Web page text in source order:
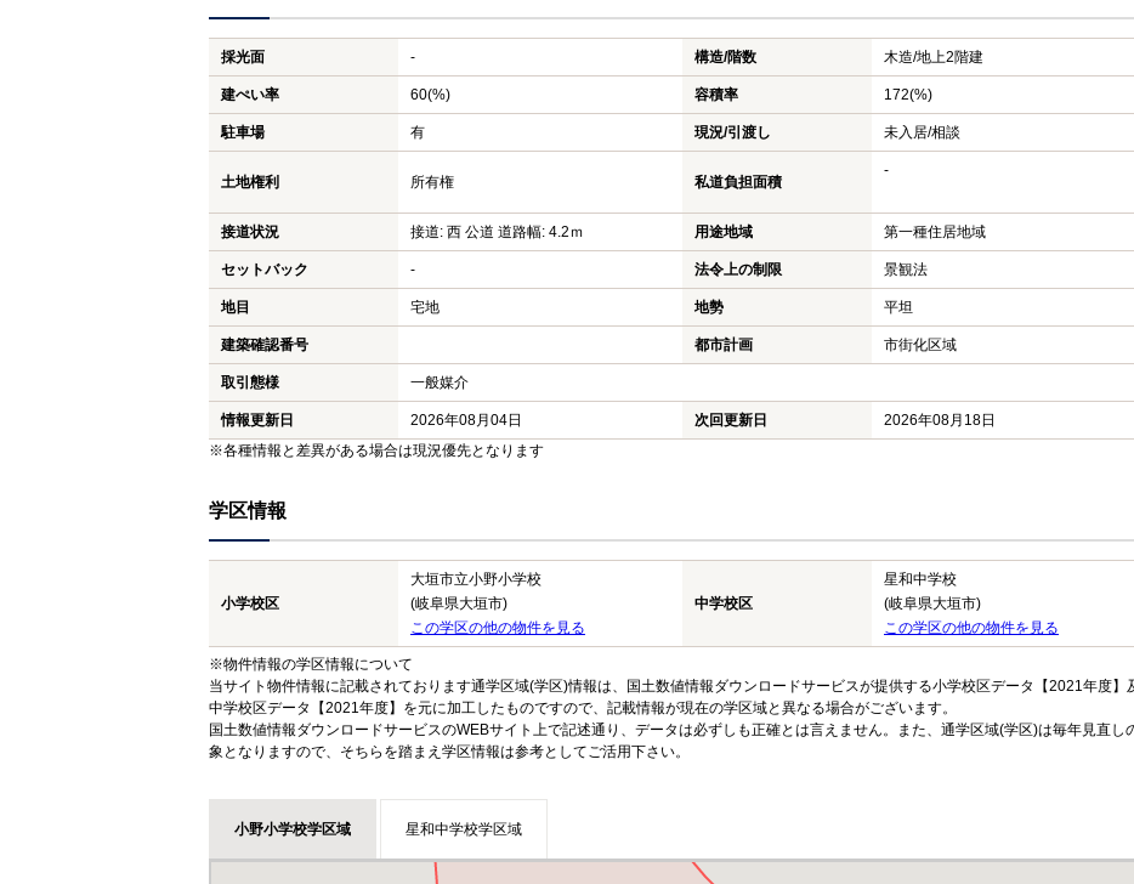
採光面 - 構造/階数 木造/地上2階建
建ぺい率 60(%) 容積率 172(%)
駐車場 有 現況/引渡し 未入居/相談
土地権利 所有権 私道負担面積
-
接道状況 接道: 西 公道 道路幅: 4.2ｍ 用途地域 第一種住居地域
セットバック - 法令上の制限 景観法
地目 宅地 地勢 平坦
建築確認番号 都市計画 市街化区域
取引態様 一般媒介
情報更新日 2026年08月04日 次回更新日
2026年08月18日
※各種情報と差異がある場合は現況優先となります
学区情報
小学校区
大垣市立小野小学校
(岐阜県大垣市)
この学区の他の物件を見る
中学校区
星和中学校
(岐阜県大垣市)
この学区の他の物件を見る
※物件情報の学区情報について
当サイト物件情報に記載されております通学区域(学区)情報は、国土数値情報ダウンロードサービスが提供する小学校区データ【2021年度】
中学校区データ【2021年度】を元に加工したものですので、記載情報が現在の学区域と異なる場合がございます。
国土数値情報ダウンロードサービスのWEBサイト上で記述通り、データは必ずしも正確とは言えません。また、通学区域(学区)は毎年見直し
象となりますので、そちらを踏まえ学区情報は参考としてご活用下さい。
小野小学校学区域 星和中学校学区域